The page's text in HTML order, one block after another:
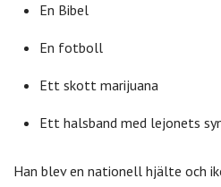
En Bibel
En fotboll
Ett skott marijuana
Ett halsband med lejonets
Han blev en nationell hjälte och